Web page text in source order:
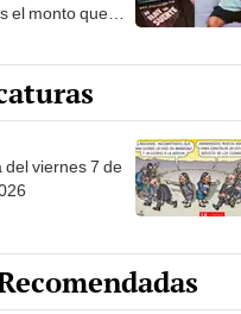
el monto que
del viernes 7 de